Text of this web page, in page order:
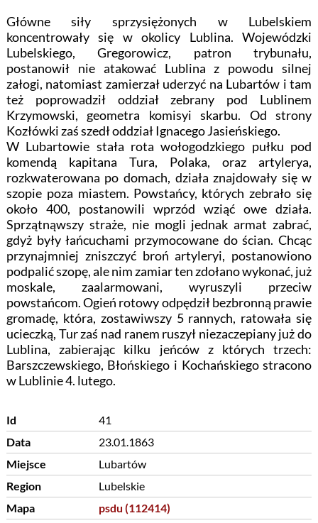
Główne siły sprzysiężonych w Lubelskiem
koncentrowały się w okolicy Lublina. Wojewódzki
Lubelskiego, Gregorowicz, patron trybunału,
postanowił nie atakować Lublina z powodu silnej
załogi, natomiast zamierzał uderzyć na Lubartów i tam
też poprowadził oddział zebrany pod Lublinem
Krzymowski, geometra komisyi skarbu. Od strony
Kozłówki zaś szedł oddział Ignacego Jasieńskiego.
W Lubartowie stała rota wołogodzkiego pułku pod
komendą kapitana Tura, Polaka, oraz artylerya,
rozkwaterowana po domach, działa znajdowały się w
szopie poza miastem. Powstańcy, których zebrało się
około 400, postanowili wprzód wziąć owe działa.
Sprzątnąwszy straże, nie mogli jednak armat zabrać,
gdyż były łańcuchami przymocowane do ścian. Chcąc
przynajmniej zniszczyć broń artyleryi, postanowiono
podpalić szopę, ale nim zamiar ten zdołano wykonać, już
moskale, zaalarmowani, wyruszyli przeciw
powstańcom. Ogień rotowy odpędził bezbronną prawie
gromadę, która, zostawiwszy 5 rannych, ratowała się
ucieczką, Tur zaś nad ranem ruszył niezaczepiany już do
Lublina, zabierając kilku jeńców z których trzech:
Barszczewskiego, Błońskiego i Kochańskiego stracono
w Lublinie 4. lutego.
Id
41
Data
23.01.1863
Miejsce
Lubartów
Region
Lubelskie
Mapa
psdu (112414)